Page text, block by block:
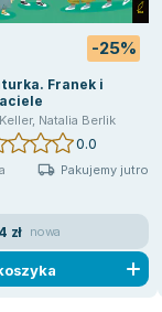
-25%
Franek i
, Natalia Berlik
0.0
Pakujemy jutro
zł nowa